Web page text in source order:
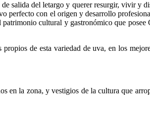
salida del letargo y querer resurgir, vivir y
perfecto con el origen y desarrollo
cultural y gastronómico que posee
de esta variedad de uva, en los
en la zona, y vestigios de la cultura que